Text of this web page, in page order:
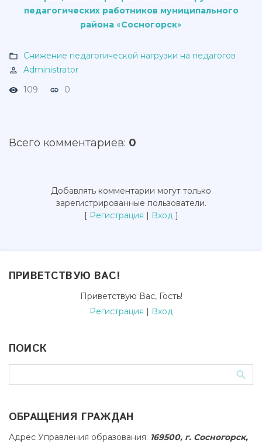
педагогических работников муниципального
района «Сосногорск»
Снижение педагогической нагрузки на педагогов
Administrator
109
0
Всего комментариев: 0
Добавлять комментарии могут только
зарегистрированные пользователи.
[ Регистрация | Вход]
ПРИВЕТСТВУЮ ВАС!
Приветствую Вас, Гость!
Регистрация | Вход
ПОИСК
ОБРАЩЕНИЯ ГРАЖДАН
Адрес Управления образования: 169500, г. Сосногорск,